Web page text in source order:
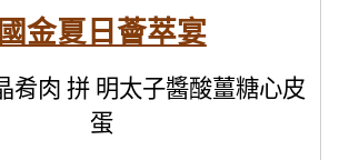
國金夏日薈萃宴
肴肉 拼 明太子醬酸薑糖心皮
蛋